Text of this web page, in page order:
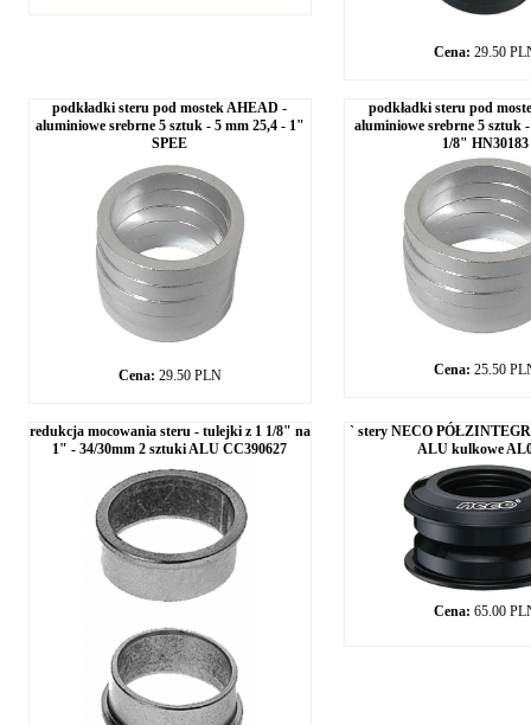
Cena: 29.50
podkładki steru pod mostek AHEAD -
aluminiowe srebrne 5 sztuk - 5 mm 25,4 - 1"
SPEE
Cena: 29.50 PLN
podkładki steru pod
aluminiowe srebrne 5 sztuk
1/8" HN30183
Cena: 25.50
redukcja mocowania steru - tulejki z 1 1/8" na
1" - 34/30mm 2 sztuki ALU CC390627
` stery NECO
ALU kulkowe
Cena: 65.00